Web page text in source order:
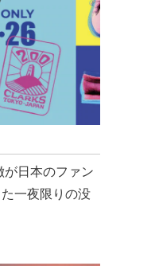
が日本のファン
一夜限りの没